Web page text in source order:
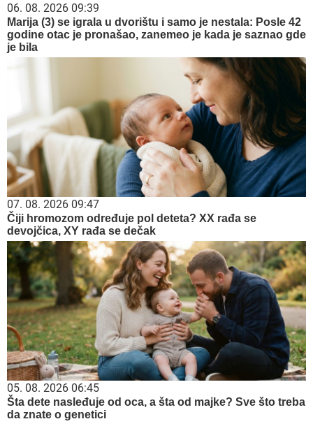
06. 08. 2026 09:39
Marija (3) se igrala u dvorištu i samo je nestala: Posle 42
godine otac je pronašao, zanemeo je kada je saznao gde
je bila
07. 08. 2026 09:47
Čiji hromozom određuje pol deteta? XX rađa se
devojčica, XY rađa se dečak
05. 08. 2026 06:45
Šta dete nasleđuje od oca, a šta od majke? Sve što treba
da znate o genetici